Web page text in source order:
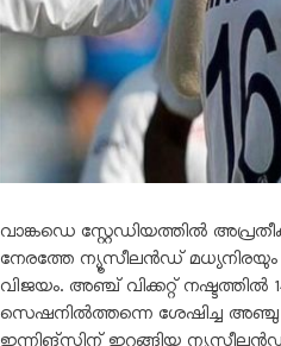
വാങ്കഡെ സ്റ്റേഡിയത്തിൽ
നേരത്തേ ന്യൂസീലൻഡ് മധ്യനിരയും
വിജയം. അഞ്ച് വിക്കറ്റ് നഷ്ടത്തിൽ
സെഷനിൽത്തന്നെ ശേഷിച്ച അഞ്ചു
ഇന്നിങ്സിന് ഇറങ്ങിയ